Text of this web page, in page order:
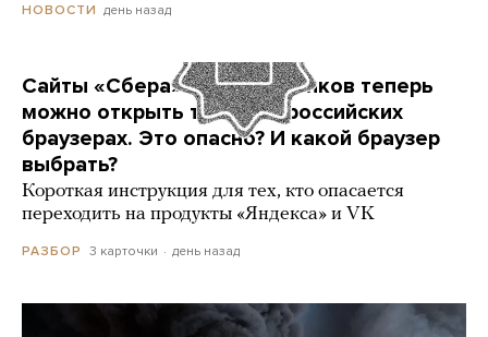
НОВОСТИ день назад
Сайты «Сбера» и других банков теперь
можно открыть только в российских
браузерах. Это опасно? И какой браузер
выбрать?
Короткая инструкция для тех, кто опасается
переходить на продукты «Яндекса» и VK
РАЗБОР 3 карточки день назад